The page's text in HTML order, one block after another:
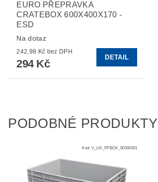
EURO PŘEPRAVKA
CRATEBOX 600X400X170 -
ESD
Na dotaz
242,98 Kč bez DPH
294 Kč
DETAIL
PODOBNÉ PRODUKTY
Kód:V_LIS_PPBOX_00000001